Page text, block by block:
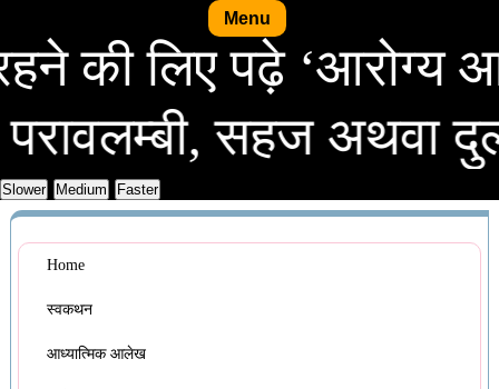
Menu
रहने की लिए पढ़े
सहज अथवा
Home
स्वकथन
आध्यात्मिक आलेख